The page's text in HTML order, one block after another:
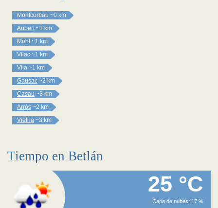
Montcorbau ~0 km
Aubert ~1 km
Mont ~1 km
Vilac ~1 km
Vila ~1 km
Gausac ~2 km
Casau ~3 km
Arrós ~2 km
Vielha ~3 km
Tiempo en Betlán
25 °C
Capa de nubes: 17 %